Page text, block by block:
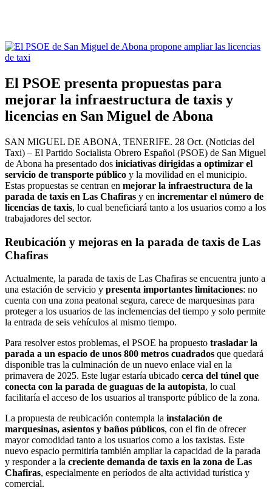
El PSOE presenta propuestas para
mejorar la infraestructura de taxis y
licencias en San Miguel de Abona
SAN MIGUEL DE ABONA, TENERIFE. 28 Oct. (Noticias del
Taxi) – El Partido Socialista Obrero Español (PSOE) de San Miguel
de Abona ha presentado dos iniciativas dirigidas a optimizar el
servicio de transporte público y la movilidad en el municipio.
Estas propuestas se centran en mejorar la infraestructura de la
parada de taxis en Las Chafiras y en incrementar el número de
licencias de taxis, lo cual beneficiará tanto a los usuarios como a los
trabajadores del sector.
Reubicación y mejoras en la parada de taxis de Las
Chafiras
Actualmente, la parada de taxis de Las Chafiras se encuentra junto a
una estación de servicio y presenta importantes limitaciones: no
cuenta con una zona peatonal segura, carece de marquesinas para
proteger a los usuarios de las inclemencias del tiempo y solo permite
la entrada de seis vehículos al mismo tiempo.
Para resolver estos problemas, el PSOE ha propuesto trasladar la
parada a un espacio de unos 800 metros cuadrados que quedará
disponible tras la culminación de un nuevo enlace vial en la
primavera de 2025. Este lugar estaría ubicado cerca del túnel que
conecta con la parada de guaguas de la autopista, lo cual
facilitaría el acceso de los usuarios al transporte público de la zona.
La propuesta de reubicación contempla la instalación de
marquesinas, asientos y baños públicos, con el fin de ofrecer
mayor comodidad tanto a los usuarios como a los taxistas. Este
nuevo espacio permitiría también ampliar la capacidad de la parada
y responder a la creciente demanda de taxis en la zona de Las
Chafiras, especialmente en períodos de alta actividad turística y
comercial.